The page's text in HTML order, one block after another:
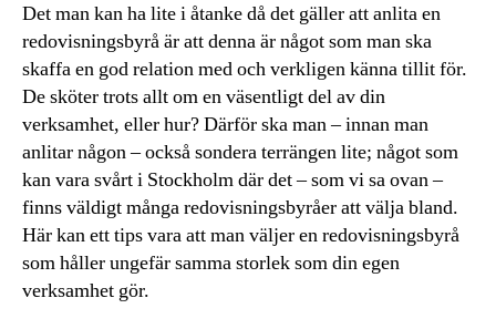
Det man kan ha lite i åtanke då det gäller att anlita en
redovisningsbyrå är att denna är något som man ska
skaffa en god relation med och verkligen känna tillit för.
De sköter trots allt om en väsentligt del av din
verksamhet, eller hur? Därför ska man – innan man
anlitar någon – också sondera terrängen lite; något som
kan vara svårt i Stockholm där det – som vi sa ovan –
finns väldigt många redovisningsbyråer att välja bland.
Här kan ett tips vara att man väljer en redovisningsbyrå
som håller ungefär samma storlek som din egen
verksamhet gör.